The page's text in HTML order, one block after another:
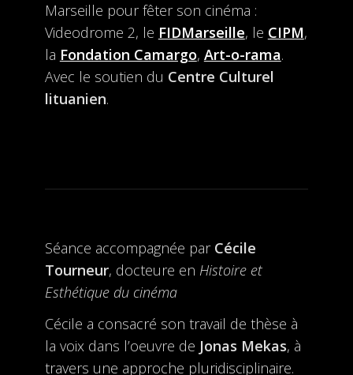
Marseille pour fêter son cinéma :
Videodrome 2, le FIDMarseille, le CIPM,
la Fondation Camargo, Art-o-rama.
Avec le soutien du Centre Culturel
lituanien.
Séance accompagnée par Cécile
Tourneur, docteure en Histoire et
Esthétique du cinéma
Cécile a consacré son travail de thèse à
la voix dans l’oeuvre de Jonas Mekas, à
travers une approche pluridisciplinaire.